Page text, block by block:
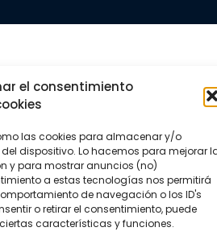
el consentimiento
las cookies para almacenar y/o
dispositivo. Lo hacemos para mejorar
y para mostrar anuncios (no)
a estas tecnologías nos permitirá
de navegación o los ID's
o retirar el consentimiento, puede
características y funciones.